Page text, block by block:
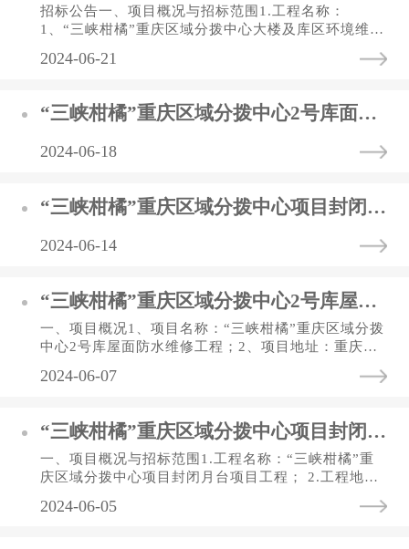
招标公告一、项目概况与招标范围1.工程名称：
1、“三峡柑橘”重庆区域分拨中心大楼及库区环境维修
程规模：工程内容：三峡...
2024-06-21
“三峡柑橘”重庆区域分拨中心2号库面防水项目工程 中标（选）结果公告表
2024-06-18
“三峡柑橘”重庆区域分拨中心项目封闭月台项目工程 中标（选）结果公告表
2024-06-14
“三峡柑橘”重庆区域分拨中心2号库屋面防水维修工程 比选公告
一、项目概况1、项目名称：“三峡柑橘”重庆区域分拨
中心2号库屋面防水维修工程；2、项目地址：重庆市
000㎡；4、工程内容：...
2024-06-07
“三峡柑橘”重庆区域分拨中心项目封闭月台项目工程 招标公告
一、项目概况与招标范围1.工程名称：“三峡柑橘”重
庆区域分拨中心项目封闭月台项目工程； 2.工程地点:
积约525㎡（长175m...
2024-06-05